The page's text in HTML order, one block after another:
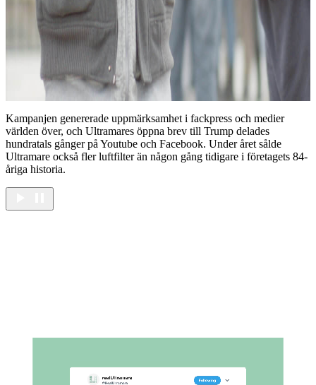
Kampanjen genererade uppmärksamhet i fackpress och medier
världen över, och Ultramares öppna brev till Trump delades
hundratals gånger på Youtube och Facebook. Under året sålde
Ultramare också fler luftfilter än någon gång tidigare i företagets 84-
åriga historia.